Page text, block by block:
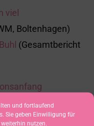
und fortlaufend
Sie geben Einwilligung für
nutzen.
viel
Boltenhagen)
(Gesamtbericht
Weltcup, Palma